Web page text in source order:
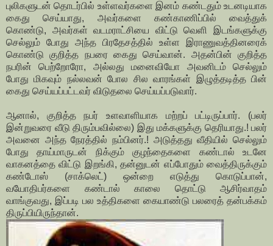
புலிகளுடன் தொடர்பில் உள்ளவர்களை இனம் கண்டதும் உடனடியாக
கைது செய்யாது, அவர்களை கண்காணிப்பில் வைத்துக்
கொண்டு, அவர்கள் வடமராட்சியை விட்டு வெளி இடங்களுக்கு
செல்லும் போது அந்த பிரதேசத்தில் உள்ள இராணுவத்தினரைக்
கொண்டு குறித்த நபரை கைது செய்வான். அதன்பின் குறித்த
நபரின் பெற்றோரோ, அல்லது மனைவியோ அவனிடம் செல்லும்
போது மிகவும் நல்லவன் போல சில வாரங்கள் இழுத்தடித்த பின்
கைது செய்யப்பட்டவர் விடுதலை செய்யப்படுவார்.
ஆனால், குறித்த நபர் உளவாளியாக மற்றப் பட்டிருப்பார். (பலர்
இன்றுவரை வீடு திரும்பவில்லை) இது மக்களுக்கு தெரியாது.! பலர்
அவனை அந்த நேரத்தில் நம்பினர்.! அடுத்தது வீதியில் செல்லும்
போது தாய்மாருடன் நிக்கும் குழந்தைகளை கண்டால் உடனே
வாகனத்தை விட்டு இறங்கி, தன்னுடன் எப்போதும் வைத்திருக்கும்
கண்டோஸ் (சாக்லெட்) ஒன்றை எடுத்து கொடுப்பான்,
வயோதிபர்களை கண்டால் காலை தொட்டு ஆசிர்வாதம்
வாங்குவது, இப்படி பல உத்திகளை கையாண்டு பலரைத் தன்பக்கம்
திருப்பியிருந்தான்.